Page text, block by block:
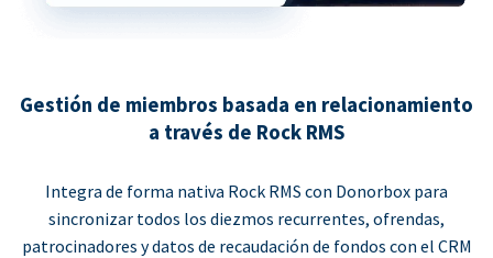
Gestión de miembros basada en relacionamiento
a través de Rock RMS
Integra de forma nativa Rock RMS con Donorbox para
sincronizar todos los diezmos recurrentes, ofrendas,
patrocinadores y datos de recaudación de fondos con el CRM